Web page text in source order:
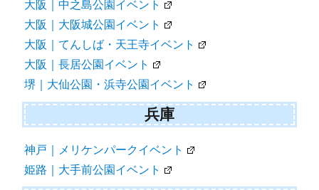
大阪｜中之島公園イベント
大阪｜大阪城公園イベント
大阪｜てんしば・天王寺イベント
大阪｜長居公園イベント
堺｜大仙公園・浜寺公園イベント
兵庫
神戸｜メリケンパークイベント
姫路｜大手前公園イベント